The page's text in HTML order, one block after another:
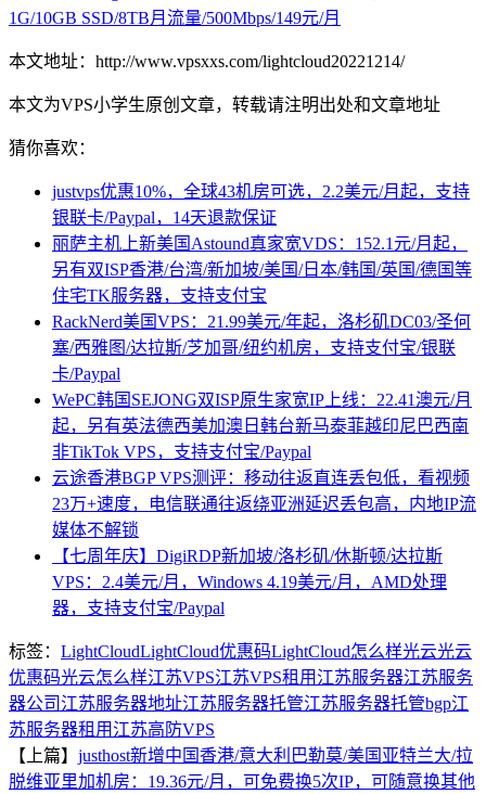
1G/10GB SSD/8TB月流量/500Mbps/149元/月
本文地址：http://www.vpsxxs.com/lightcloud20221214/
本文为VPS小学生原创文章，转载请注明出处和文章地址
猜你喜欢：
justvps优惠10%，全球43机房可选，2.2美元/月起，支持
银联卡/Paypal，14天退款保证
丽萨主机上新美国Astound真家宽VDS：152.1元/月起，
另有双ISP香港/台湾/新加坡/美国/日本/韩国/英国/德国等
住宅TK服务器，支持支付宝
RackNerd美国VPS：21.99美元/年起，洛杉矶DC03/圣何
塞/西雅图/达拉斯/芝加哥/纽约机房，支持支付宝/银联
卡/Paypal
WePC韩国SEJONG双ISP原生家宽IP上线：22.41澳元/月
起，另有英法德西美加澳日韩台新马泰菲越印尼巴西南
非TikTok VPS，支持支付宝/Paypal
云途香港BGP VPS测评：移动往返直连丢包低，看视频
23万+速度，电信联通往返绕亚洲延迟丢包高，内地IP流
媒体不解锁
【七周年庆】DigiRDP新加坡/洛杉矶/休斯顿/达拉斯
VPS：2.4美元/月，Windows 4.19美元/月，AMD处理
器，支持支付宝/Paypal
标签： LightCloudLightCloud优惠码LightCloud怎么样光云光云
优惠码光云怎么样江苏VPS江苏VPS租用 江苏服务器江苏服务
器公司 江苏服务器地址江苏服务器托管江苏服务器托管bgp江
苏服务器租用 江苏高防VPS
【上篇】 justhost新增中国香港/意大利巴勒莫/美国亚特兰大/拉
脱维亚里加机房：19.36元/月，可免费换5次IP，可随意换其他